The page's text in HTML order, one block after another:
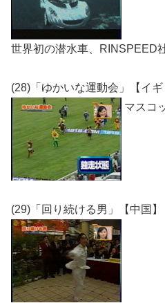
世界初の潜水車、RINSPEED
(28)「ゆかいな運動会」【イギ
マスコ
(29)「回り続ける男」【中国】